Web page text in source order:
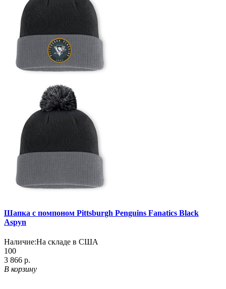
Шапка с помпоном Pittsburgh Penguins Fanatics Black
Aspyn
Наличие:На складе в США
100
3 866 р.
В корзину